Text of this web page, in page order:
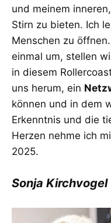
und meinem
Stirn zu bieten. Ich
Menschen zu
einmal um, stellen
in diesem
uns herum, ein
können und in dem
Erkenntnis und die
Herzen nehme ich
2025.
Sonja Kirchvogel